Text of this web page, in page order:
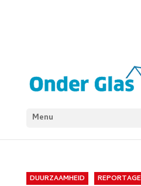
Menu
DUURZAAMHEID REPORTAGE